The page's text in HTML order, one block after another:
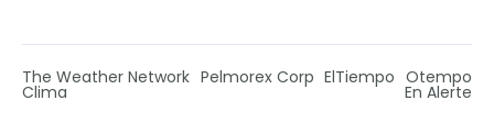
The Weather Network Pelmorex Corp ElTiempo Otempo
Clima En Alerte